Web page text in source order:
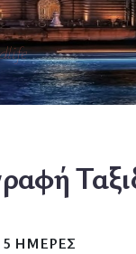
5 ΗΜΕΡΕΣ